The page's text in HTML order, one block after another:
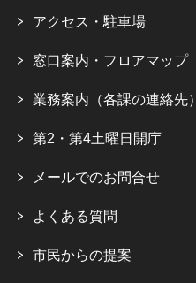
アクセス・駐車場
窓口案内・フロアマップ
業務案内（各課の連絡先）
第2・第4土曜日開庁
メールでのお問合せ
よくある質問
市民からの提案